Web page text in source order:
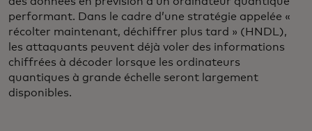
performant. Dans le cadre d’une stratégie appelée «
récolter maintenant, déchiffrer plus tard » (HNDL),
les attaquants peuvent déjà voler des informations
chiffrées à décoder lorsque les ordinateurs
quantiques à grande échelle seront largement
disponibles.